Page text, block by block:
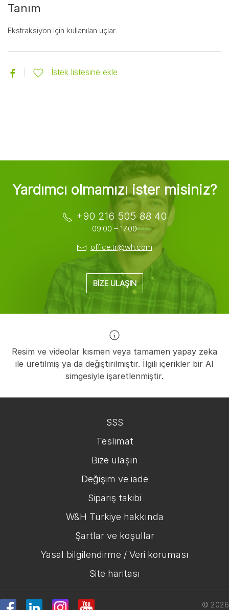
Tanım
Ekstraksiyon için kullanılan uçlar
İstek listesine ekle
Yardımcı olmamızı ister misiniz?
+90 216 505 88 40
09:00 – 17:00
office.tr@wh.com
BIZE ULAŞIN
Resim ve videolar kısmen veya tamamen yapay zeka
ile üretilmiş ya da değiştirilmiştir. İlgili içerikler bir AI
simgesiyle işaretlenmiştir.
SSS
Teslimat
Bize ulaşın
Değişim ve iade
Sipariş takibi
W&H Türkiye hakkında
Şartlar ve koşullar
Yasal bilgilendirme / Veri koruması
Site haritası
© 2026